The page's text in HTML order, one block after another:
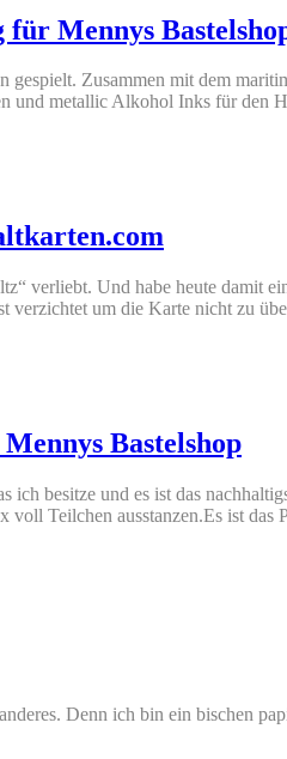
für Mennys
Zusammen mit dem
und metallic Alkohol Inks für den
verliebt. Und habe heute damit
verzichtet um die Karte nicht zu
Bastelshop
besitze und es ist das
voll Teilchen ausstanzen.Es ist das
Denn ich bin ein bischen